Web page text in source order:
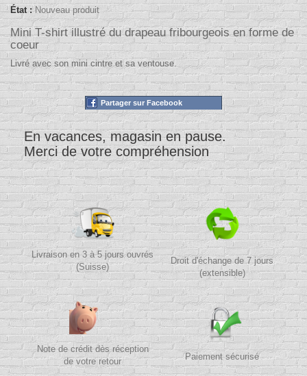
État : Nouveau produit
Mini T-shirt illustré du drapeau fribourgeois en forme de
coeur
Livré avec son mini cintre et sa ventouse.
Partager sur Facebook
En vacances, magasin en pause.
Merci de votre compréhension
Livraison en 3 à 5 jours ouvrés
(Suisse)
Droit d'échange de 7 jours
(extensible)
Note de crédit dès réception
de votre retour
Paiement sécurisé